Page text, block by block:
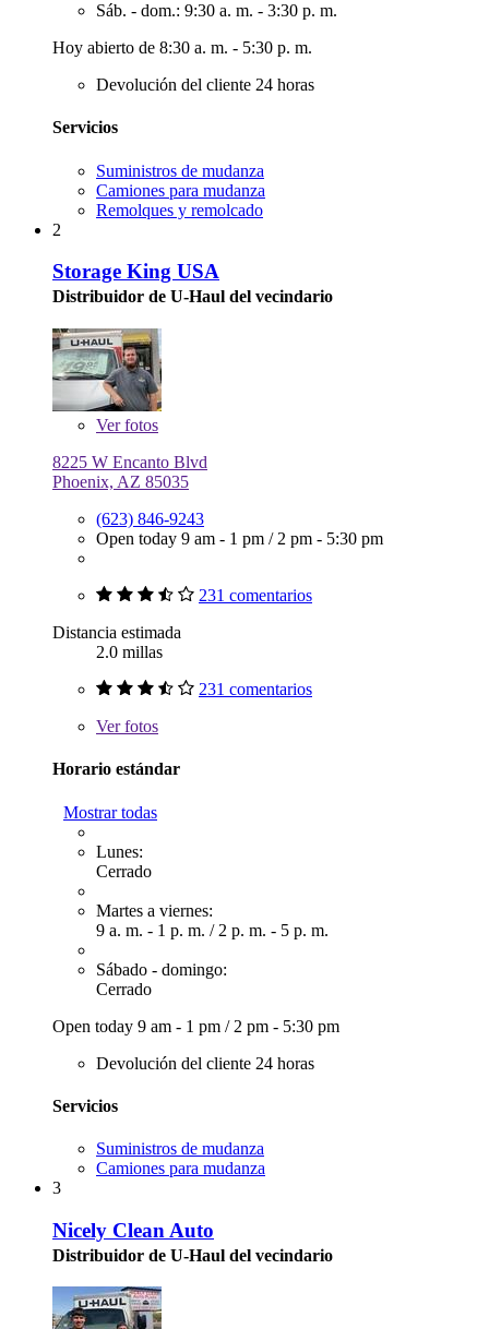
Sáb. - dom.: 9:30 a. m. - 3:30 p. m.
Hoy abierto de 8:30 a. m. - 5:30 p. m.
Devolución del cliente 24 horas
Servicios
Suministros de mudanza
Camiones para mudanza
Remolques y remolcado
2
Storage King USA
Distribuidor de U-Haul del vecindario
Verfotos
8225 W Encanto Blvd
Phoenix, AZ 85035
(623) 846-9243
Open today 9 am - 1 pm / 2 pm - 5:30 pm
231 comentarios
Distancia estimada
2.0 millas
231 comentarios
Verfotos
Horario estándar
Mostrar todas
Lunes:
Cerrado
Martes a viernes:
9 a. m. - 1 p. m. / 2 p. m. - 5 p. m.
Sábado - domingo:
Cerrado
Open today 9 am - 1 pm / 2 pm - 5:30 pm
Devolución del cliente 24 horas
Servicios
Suministros de mudanza
Camiones para mudanza
3
Nicely Clean Auto
Distribuidor de U-Haul del vecindario